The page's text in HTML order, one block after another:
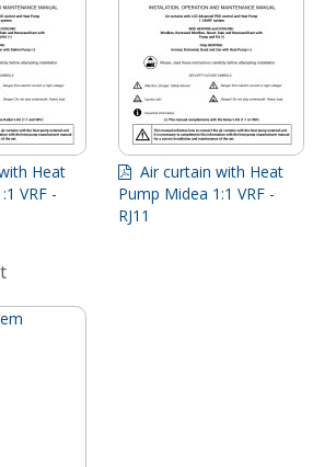
Heat
VRF -
Air curtain with Heat
Pump Midea 1:1 VRF -
RJ11